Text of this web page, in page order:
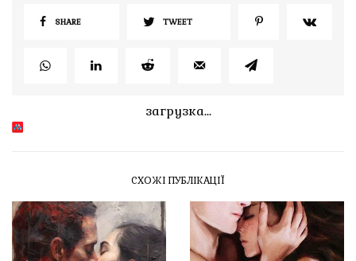
SHARE TWEET
загрузка...
СХОЖІ ПУБЛІКАЦІЇ